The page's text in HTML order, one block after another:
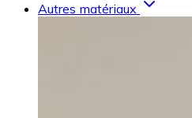
Autres matériaux